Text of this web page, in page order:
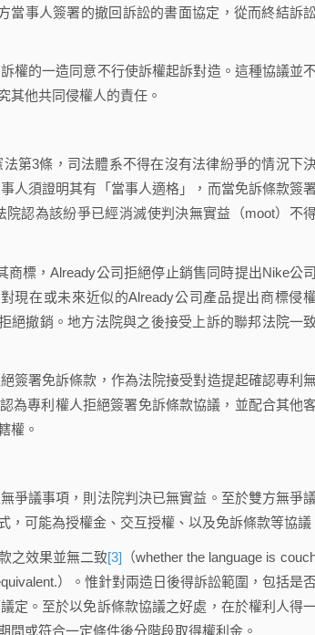
當事人簽署的撤回訴訟的書面協定，從而終結訴
的一造同意不行使訴權起訴對造。這種協議並
其他共同侵權人的責任。
3條，司法體系不得在沒有法律紛爭的情況下
人須證明其有「當事人適格」，而當免訴條款簽
認為該紛爭已經消滅使判決無實益（moot）不
商標，Already公司拒絕停止銷售同時提出Nike公
現在或未來近似的Already公司產品提出商標侵
絕撤銷。地方法院與之後接受上訴的聯邦法院一
署免訴條款，作為法院接受對造提起確認專利
認為專利權人拒絕簽署免訴條款協議，並配合其他
權。
議事項，則法院判決已無實益。至於雙方無爭
可能為授權金、交互授權、以及免訴條款等協議
之效果並無二致[3] （whether the language is
）。惟針對兩造日後得訴訟範圍，包括是
定。至於以免訴條款協議之好處，在於權利人得
或符合一定條件後分階段取得權利金。